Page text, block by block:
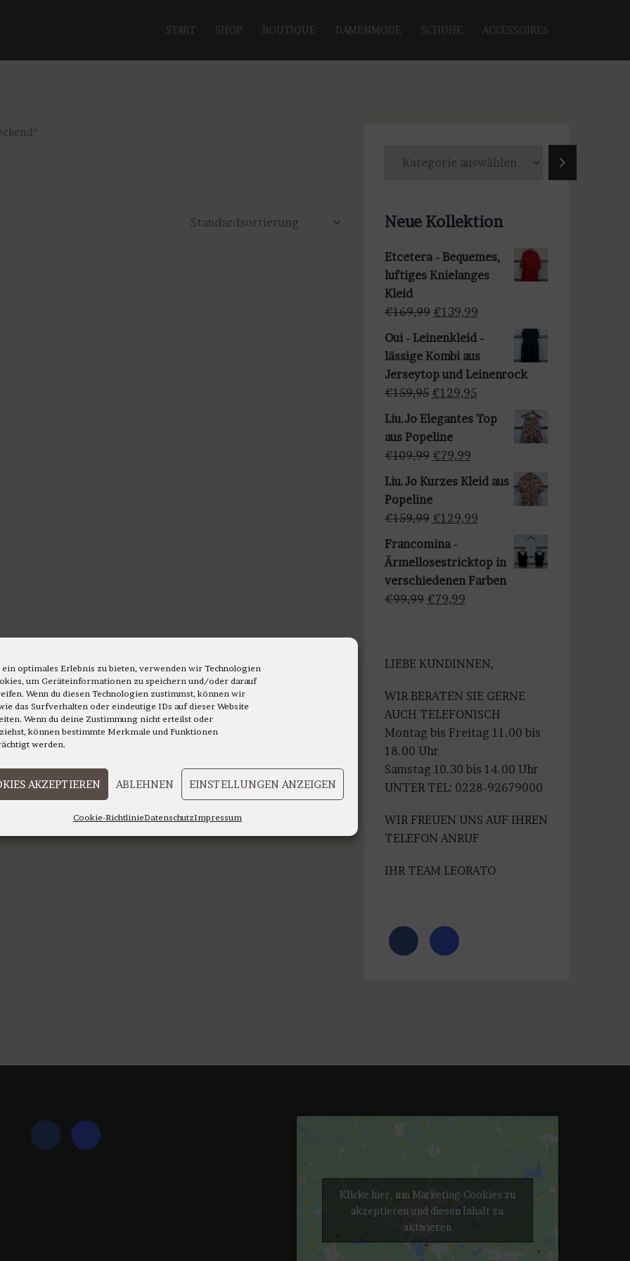
optimales Erlebnis zu bieten, verwenden wir Technologien
um Geräteinformationen zu speichern und/oder darauf
Wenn du diesen Technologien zustimmst, können wir
das Surfverhalten oder eindeutige IDs auf dieser Website
Wenn du deine Zustimmung nicht erteilst oder
können bestimmte Merkmale und Funktionen
werden.
AKZEPTIEREN ABLEHNEN EINSTELLUNGEN ANZEIGEN
Cookie-RichtlinieDatenschutzImpressum
START SHOP BOUTIQUE DAMENMODE SCHUHE ACCESSOIRES
g
r
i
e
a
u
s
w
ä
Neue Kollektion
Etcetera - Bequemes,
luftiges Knielanges
Kleid
€169,99 Ursprünglicher
Preis
war:
€169,99
€139,99Aktueller
€139,99.
Oui - Leinenkleid -
lässige Kombi aus
Jerseytop und Leinenrock
€159,95 Ursprünglicher
war:
€129,95Aktueller
Preis
ist:
€129,95.
Liu.Jo Elegantes Top
aus Popeline
€109,99 Ursprünglicher
€79,99Aktueller
Preis
Liu.Jo Kurzes Kleid aus
Popeline
€159,99 Ursprünglicher
Preis
€159,99
€129,99Aktueller
€129,99.
Francomina -
Ärmellosestricktop in
verschiedenen Farben
€99,99 Ursprünglicher
€79,99Aktueller
LIEBE KUNDINNEN,
WIR BERATEN SIE GERNE
AUCH TELEFONISCH
Montag bis Freitag 11.00 bis
18.00 Uhr
Samstag 10.30 bis 14.00 Uhr
UNTER TEL: 0228-92679000
WIR FREUEN UNS AUF IHREN
TELEFON ANRUF
IHR TEAM LEORATO
Klicke hier, um Marketing-Cookies zu
akzeptieren und diesen Inhalt zu
aktivieren